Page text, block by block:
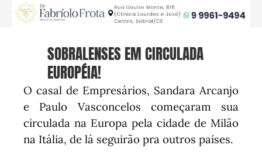
SOBRALENSES EM CIRCULADA
EUROPÉIA!
O casal de Empresários, Sandara Arcanjo
e Paulo Vasconcelos começaram sua
circulada na Europa pela cidade de Milão
na Itália, de lá seguirão pra outros países.